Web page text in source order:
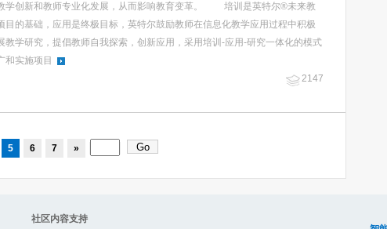
学创新和教师专业化发展，从而影响教育变革。 培训是英特尔®未来教
目的基础，应用是终极目标，英特尔鼓励教师在信息化教学应用过程中积极
教学研究，提倡教师自我探索，创新应用，采用培训-应用-研究一体化的模式
和实施项目
2147
5 6 7 »
容支持